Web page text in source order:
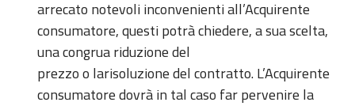
arrecato notevoli inconvenienti all’Acquirente
consumatore, questi potrà chiedere, a sua scelta,
una congrua riduzione del
prezzo o larisoluzione del contratto. L’Acquirente
consumatore dovrà in tal caso far pervenire la